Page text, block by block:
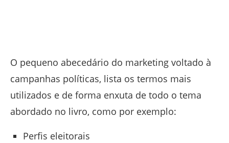
O pequeno abecedário do marketing voltado à
campanhas políticas, lista os termos mais
utilizados e de forma enxuta de todo o tema
abordado no livro, como por exemplo:
Perfis eleitorais